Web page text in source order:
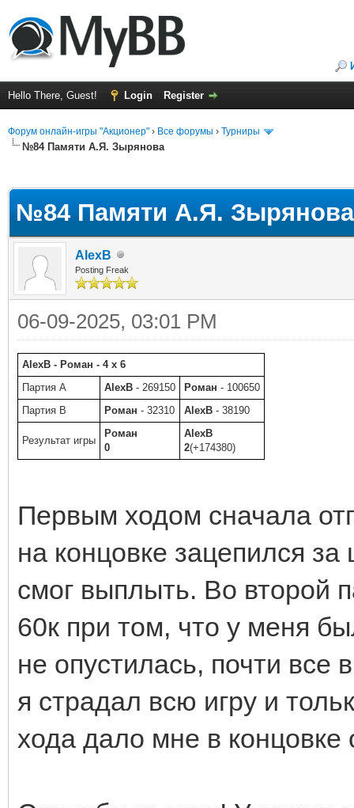
Hello There, Guest! Login Register
Форум онлайн-игры "Акционер" › Все форумы › Турниры
№84 Памяти А.Я. Зырянова
№84 Памяти А.Я. Зырянова
AlexB
Posting Freak
06-09-2025, 03:01 PM
AlexB - Роман - 4 x 6
Партия A
AlexB - 269150 Роман - 100650
Партия B
Роман - 32310 AlexB - 38190
Результат игры
Роман
0
AlexB
2(+174380)
Первым ходом сначала
на концовке зацепился за
смог выплыть. Во второй
60к при том, что у меня
не опустилась, почти
я страдал всю игру и
хода дало мне в концовке